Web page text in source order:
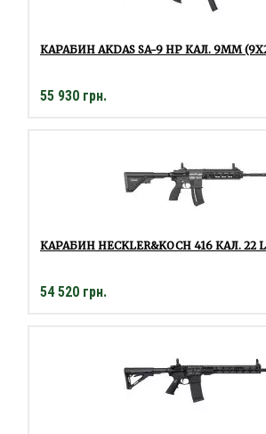
КАРАБИН AKDAS SA-9 HP КАЛ. 9ММ
55 930 грн.
КАРАБИН HECKLER&KOCH 416 КАЛ. 22
54 520 грн.